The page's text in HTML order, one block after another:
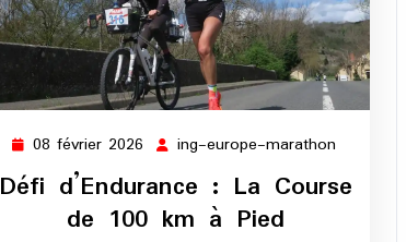
08 février 2026 08
2026
ing-europe-marathon
marathon
Défi d’Endurance : La Course
de 100 km à Pied